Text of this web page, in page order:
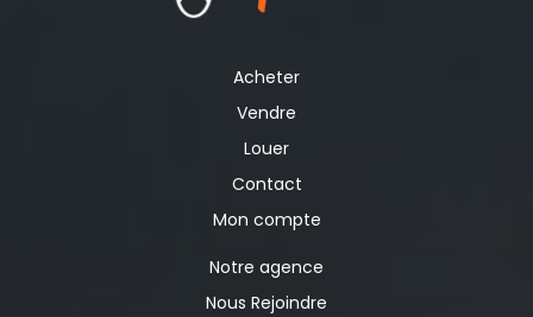
potentiel, idéal pour les personnes en quête de
ou d'investissement locatif longue durée. Pour tout
renseignement complémentaire ou pour organiser
67 76 68 20. Référence annonce : N°692
Acheter
Vendre
Louer
Contact
Mon compte
Notre agence
Nous Rejoindre